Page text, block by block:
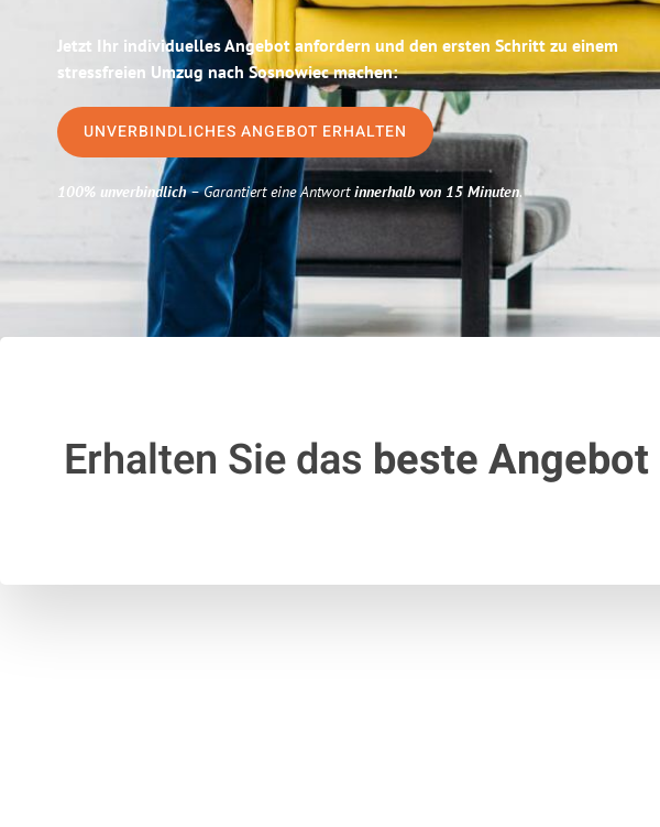
Jetzt Ihr individuelles Angebot anfordern und den ersten Schritt zu einem
stressfreien Umzug nach Sosnowiec machen:
UNVERBINDLICHES ANGEBOT ERHALTEN
100% unverbindlich– Garantiert eine Antwortinnerhalb von 15 Minuten.
Erhalten Sie das beste Angebot